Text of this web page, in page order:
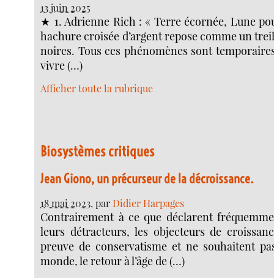
13 juin 2025
★ 1. Adrienne Rich : « Terre écornée, Lune
hachure croisée d’argent repose comme un
noires. Tous ces phénomènes sont
vivre (…)
Afficher toute la rubrique
Biosystèmes critiques
Jean Giono, un précurseur de la décroissance.
18 mai 2023, parDidier Harpages
Contrairement à ce que déclarent
leurs détracteurs, les objecteurs de
preuve de conservatisme et ne souhaitent
monde, le retour à l’âge de (…)